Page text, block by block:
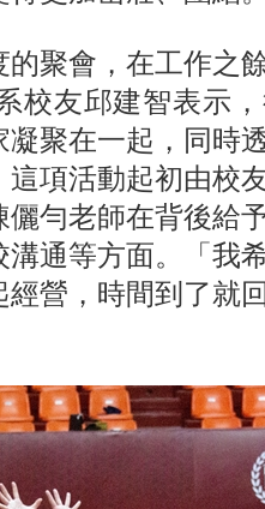
的聚會，在工作之
校友邱建智表示
聚在一起，同時
項活動起初由校
勻老師在背後給
通等方面。「我
營，時間到了就